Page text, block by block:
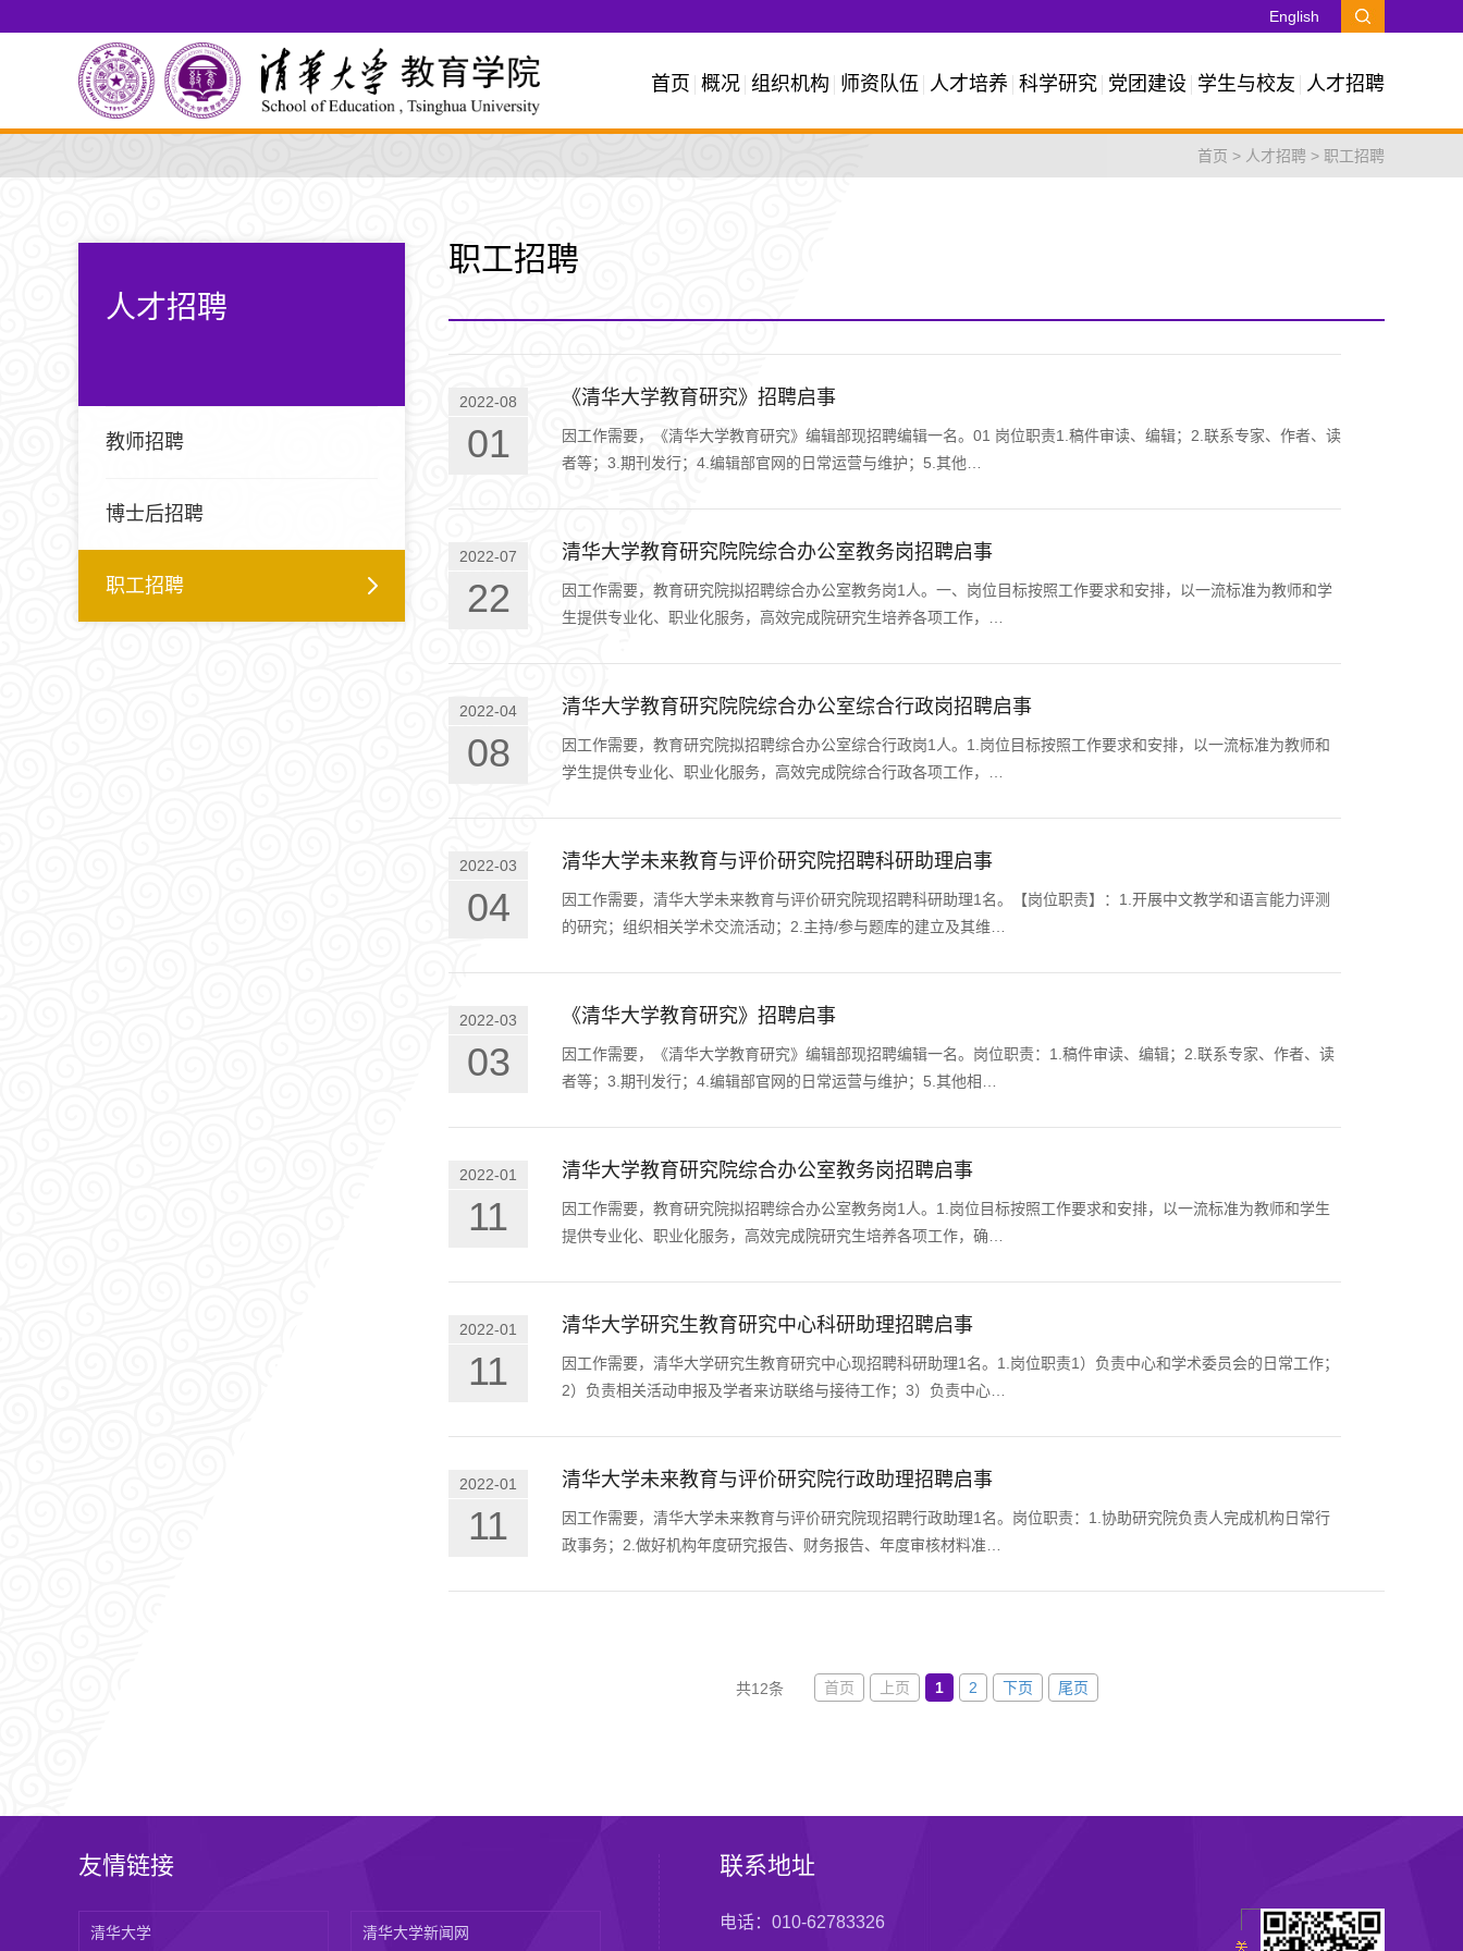
English
首页 概况 组织机构 师资队伍 人才培养 科学研究 党团建设 学生与校友 人才招聘
首页 > 人才招聘 > 职工招聘
人才招聘
教师招聘
博士后招聘
职工招聘
职工招聘
2022-08
01
《清华大学教育研究》招聘启事
因工作需要，《清华大学教育研究》编辑部现招聘编辑一名。01 岗位职责1.稿件审读、编辑；2.联系专家、作者、读
者等；3.期刊发行；4.编辑部官网的日常运营与维护；5.其他…
2022-07
22
清华大学教育研究院院综合办公室教务岗招聘启事
因工作需要，教育研究院拟招聘综合办公室教务岗1人。一、岗位目标按照工作要求和安排，以一流标准为教师和学
生提供专业化、职业化服务，高效完成院研究生培养各项工作，…
2022-04
08
清华大学教育研究院院综合办公室综合行政岗招聘启事
因工作需要，教育研究院拟招聘综合办公室综合行政岗1人。1.岗位目标按照工作要求和安排，以一流标准为教师和
学生提供专业化、职业化服务，高效完成院综合行政各项工作，…
2022-03
04
清华大学未来教育与评价研究院招聘科研助理启事
因工作需要，清华大学未来教育与评价研究院现招聘科研助理1名。【岗位职责】：1.开展中文教学和语言能力评测
的研究；组织相关学术交流活动；2.主持/参与题库的建立及其维…
2022-03
03
《清华大学教育研究》招聘启事
因工作需要，《清华大学教育研究》编辑部现招聘编辑一名。岗位职责：1.稿件审读、编辑；2.联系专家、作者、读
者等；3.期刊发行；4.编辑部官网的日常运营与维护；5.其他相…
2022-01
11
清华大学教育研究院综合办公室教务岗招聘启事
因工作需要，教育研究院拟招聘综合办公室教务岗1人。1.岗位目标按照工作要求和安排，以一流标准为教师和学生
提供专业化、职业化服务，高效完成院研究生培养各项工作，确…
2022-01
11
清华大学研究生教育研究中心科研助理招聘启事
因工作需要，清华大学研究生教育研究中心现招聘科研助理1名。1.岗位职责1）负责中心和学术委员会的日常工作；
2）负责相关活动申报及学者来访联络与接待工作；3）负责中心…
2022-01
11
清华大学未来教育与评价研究院行政助理招聘启事
因工作需要，清华大学未来教育与评价研究院现招聘行政助理1名。岗位职责：1.协助研究院负责人完成机构日常行
政事务；2.做好机构年度研究报告、财务报告、年度审核材料准…
共12条 首页 上页 1 2 下页 尾页
友情链接
清华大学 清华大学新闻网
联系地址
电话：010-62783326